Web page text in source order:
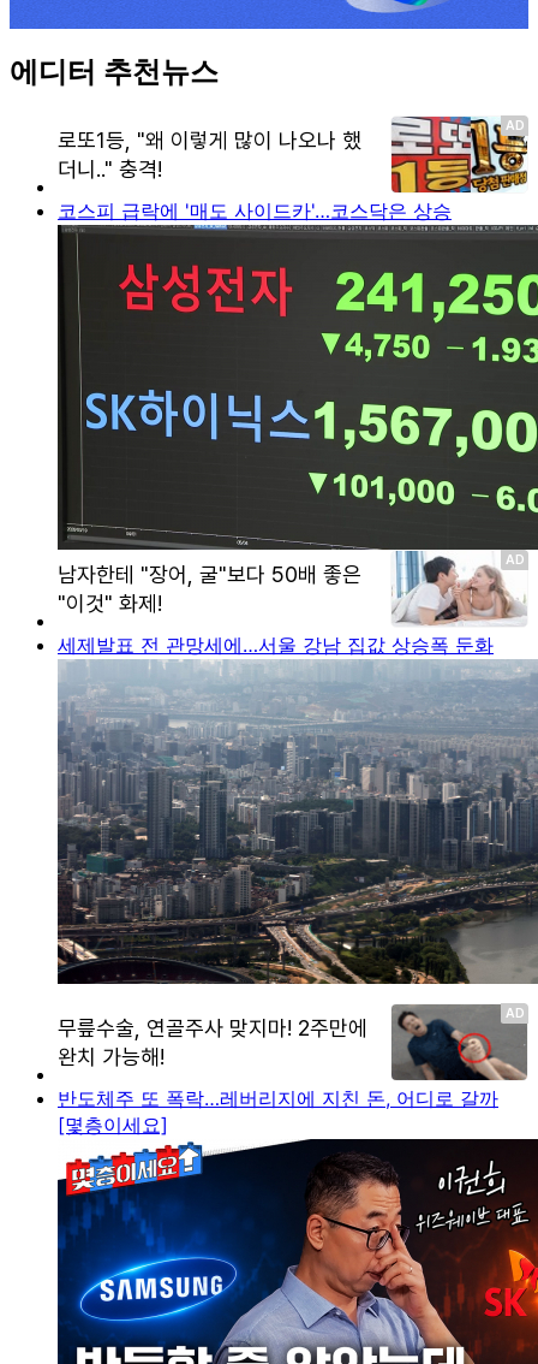
에디터 추천뉴스
코스피 급락에 '매도 사이드카'…코스닥은 상승
세제발표 전 관망세에…서울 강남 집값 상승폭 둔화
반도체주 또 폭락…레버리지에 지친 돈, 어디로 갈까
[몇층이세요]